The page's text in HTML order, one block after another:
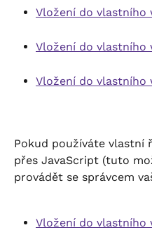
Vložení do vlastního
Vložení do vlastního
Vložení do vlastního
Pokud používáte vlastní
přes JavaScript (tuto
provádět se správcem
Vložení do vlastního